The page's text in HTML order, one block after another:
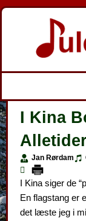
Gå
I Kina
Jan Rørdam
I Kina siger de
En flagstang er
det læste jeg i